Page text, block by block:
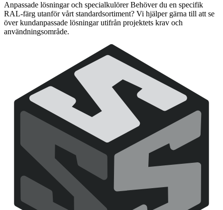
Anpassade lösningar och specialkulörer Behöver du en specifik
RAL-färg utanför vårt standardsortiment? Vi hjälper gärna till att se
över kundanpassade lösningar utifrån projektets krav och
användningsområde.